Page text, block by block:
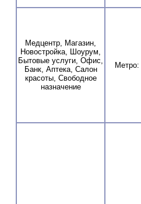
Медцентр, Магазин,
Новостройка, Шоурум,
Бытовые услуги, Офис,
Банк, Аптека, Салон
красоты, Свободное
назначение
Метро: